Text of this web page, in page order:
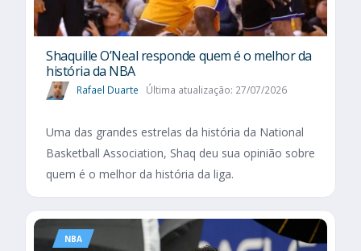
Shaquille O’Neal responde quem é o melhor da
história da NBA
Rafael Duarte Última atualização: 27/07/2026
Uma das grandes estrelas da história da National
Basketball Association, Shaq deu sua opinião sobre
quem é o melhor da história da liga.
NBA